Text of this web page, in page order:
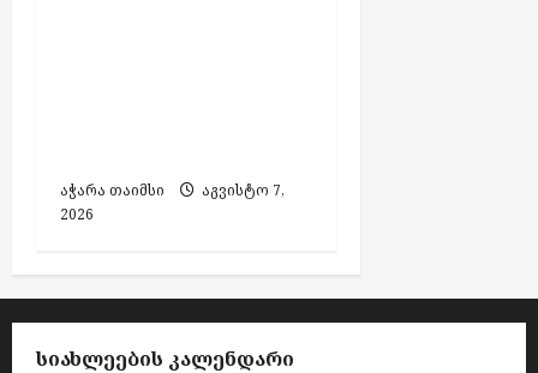
აჭარა თაიმსი
აგვისტო 7,
2026
ᲡᲘᲐᲮᲚᲔᲔᲑᲘᲡ ᲙᲐᲚᲔᲜᲓᲐᲠᲘ